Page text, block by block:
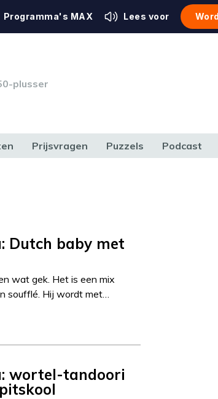
Programma's MAX Lees voor
plusser
Prijsvragen Puzzels Podcast
Dutch baby met
wat gek. Het is een mix
soufflé. Hij wordt met…
wortel-tandoori